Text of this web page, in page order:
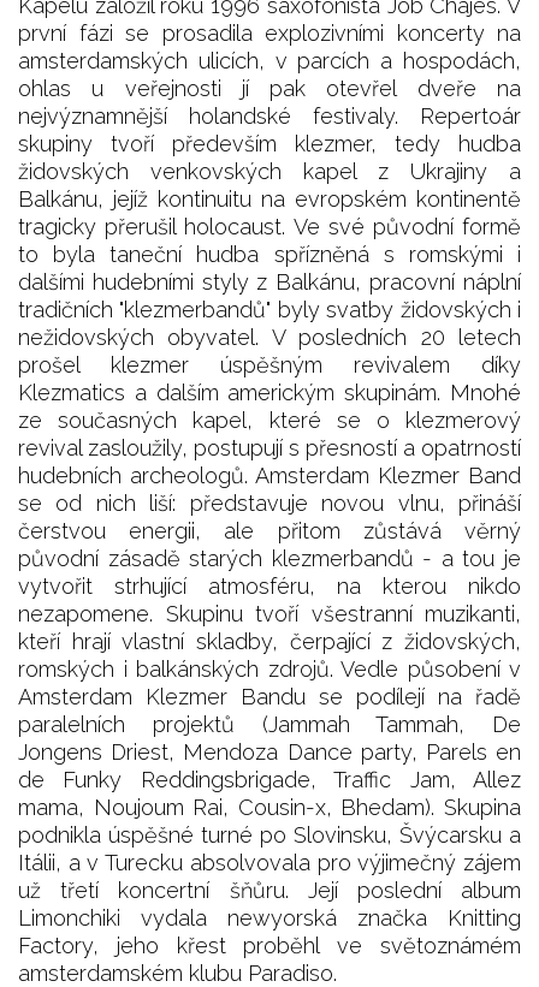
první fázi se prosadila explozivními koncerty na
amsterdamských ulicích, v parcích a hospodách,
ohlas u veřejnosti jí pak otevřel dveře na
nejvýznamnější holandské festivaly. Repertoár
skupiny tvoří především klezmer, tedy hudba
židovských venkovských kapel z Ukrajiny a
Balkánu, jejíž kontinuitu na evropském kontinentě
tragicky přerušil holocaust. Ve své původní formě
to byla taneční hudba spřízněná s romskými i
dalšími hudebními styly z Balkánu, pracovní náplní
tradičních "klezmerbandů" byly svatby židovských i
nežidovských obyvatel. V posledních 20 letech
prošel klezmer úspěšným revivalem díky
Klezmatics a dalším americkým skupinám. Mnohé
ze současných kapel, které se o klezmerový
revival zasloužily, postupují s přesností a opatrností
hudebních archeologů. Amsterdam Klezmer Band
se od nich liší: představuje novou vlnu, přináší
čerstvou energii, ale přitom zůstává věrný
původní zásadě starých klezmerbandů - a tou je
vytvořit strhující atmosféru, na kterou nikdo
nezapomene. Skupinu tvoří všestranní muzikanti,
kteří hrají vlastní skladby, čerpající z židovských,
romských i balkánských zdrojů. Vedle působení v
Amsterdam Klezmer Bandu se podílejí na řadě
paralelních projektů (Jammah Tammah, De
Jongens Driest, Mendoza Dance party, Parels en
de Funky Reddingsbrigade, Traffic Jam, Allez
mama, Noujoum Rai, Cousin-x, Bhedam). Skupina
podnikla úspěšné turné po Slovinsku, Švýcarsku a
Itálii, a v Turecku absolvovala pro výjimečný zájem
už třetí koncertní šňůru. Její poslední album
Limonchiki vydala newyorská značka Knitting
Factory, jeho křest proběhl ve světoznámém
amsterdamském klubu Paradiso.